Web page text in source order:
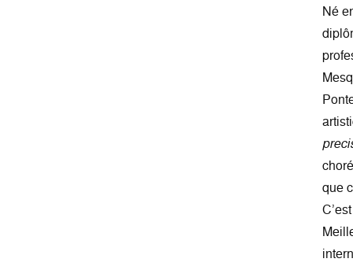
Né
que